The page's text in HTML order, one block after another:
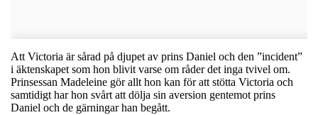
Att Victoria är sårad på djupet av prins Daniel och den ”incident”
i äktenskapet som hon blivit varse om råder det inga tvivel om.
Prinsessan Madeleine gör allt hon kan för att stötta Victoria och
samtidigt har hon svårt att dölja sin aversion gentemot prins
Daniel och de gärningar han begått.